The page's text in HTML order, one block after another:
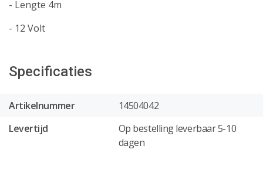
- Lengte 4m
- 12 Volt
Specificaties
Artikelnummer
14504042
Levertijd
Op bestelling leverbaar 5-10
dagen